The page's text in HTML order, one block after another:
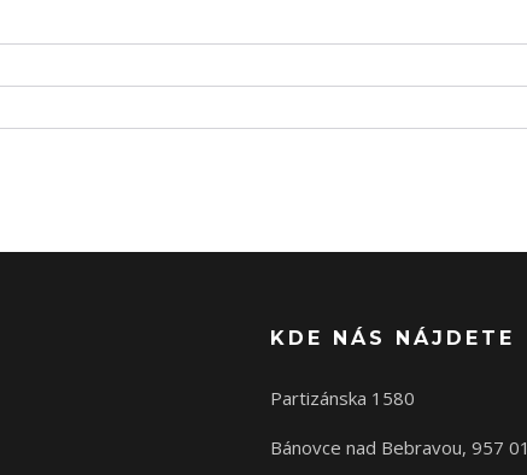
KDE NÁS NÁJDETE
Partizánska 1580
Bánovce nad Bebravou, 957 01